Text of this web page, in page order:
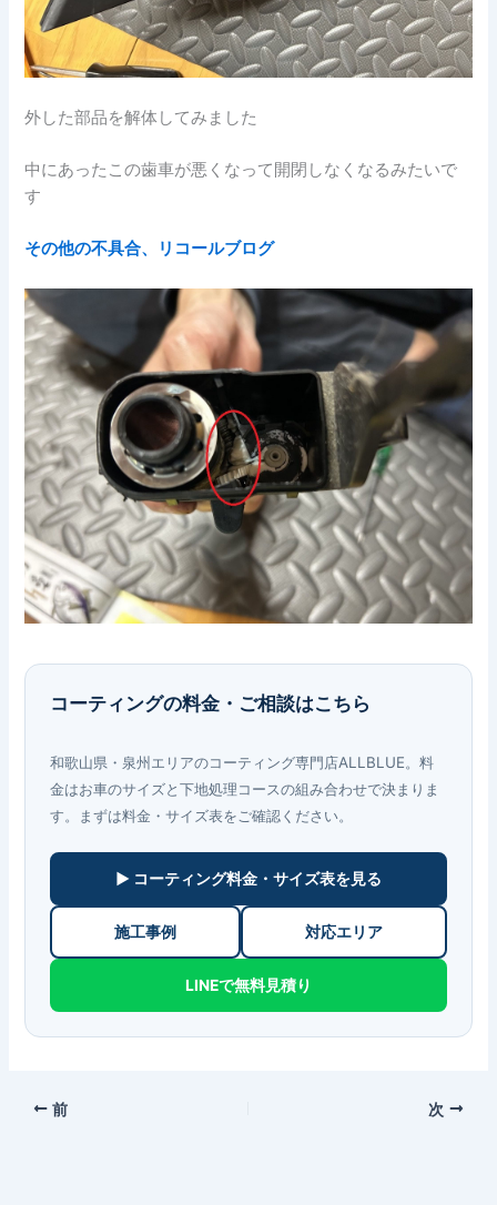
外した部品を解体してみました
中にあったこの歯車が悪くなって開閉しなくなるみたいで
す
その他の不具合、リコールブログ
コーティングの料金・ご相談はこちら
和歌山県・泉州エリアのコーティング専門店ALLBLUE。料
金はお車のサイズと下地処理コースの組み合わせで決まりま
す。まずは料金・サイズ表をご確認ください。
▶ コーティング料金・サイズ表を見る
施工事例 対応エリア
LINEで無料見積り
前 次